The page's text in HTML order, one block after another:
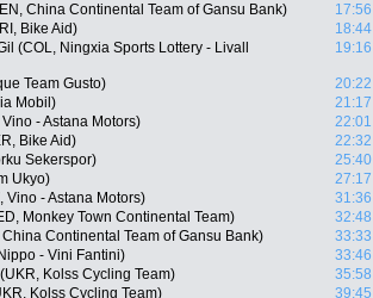
China Continental Team of Gansu Bank)
17:56
Bike Aid)
18:44
(COL, Ningxia Sports Lottery - Livall
19:16
Team Gusto)
20:22
Mobil)
21:17
- Astana Motors)
22:01
Bike Aid)
22:32
Sekerspor)
25:40
Ukyo)
27:17
Vino - Astana Motors)
31:36
Monkey Town Continental Team)
32:48
Continental Team of Gansu Bank)
33:33
- Vini Fantini)
33:46
Kolss Cycling Team)
35:58
Kolss Cycling Team)
39:45